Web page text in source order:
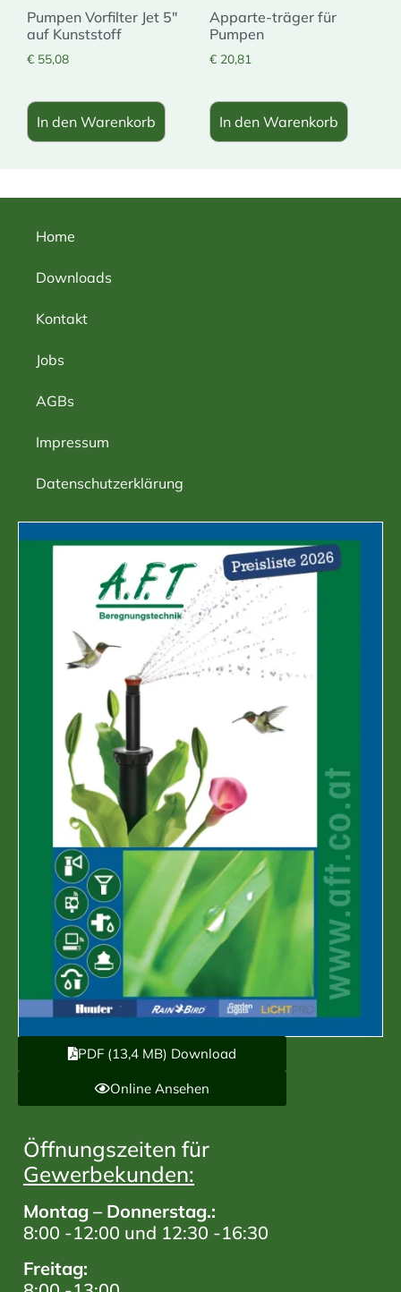
Pumpen Vorfilter Jet 5″
auf Kunststoff
€ 55,08
In den Warenkorb
Apparte-träger für
Pumpen
€ 20,81
In den Warenkorb
Home
Downloads
Kontakt
Jobs
AGBs
Impressum
Datenschutzerklärung
PDF (13,4 MB) Download
Online Ansehen
Öffnungszeiten für
Gewerbekunden:
Montag – Donnerstag.:
8:00 -12:00 und 12:30 -16:30
Freitag: